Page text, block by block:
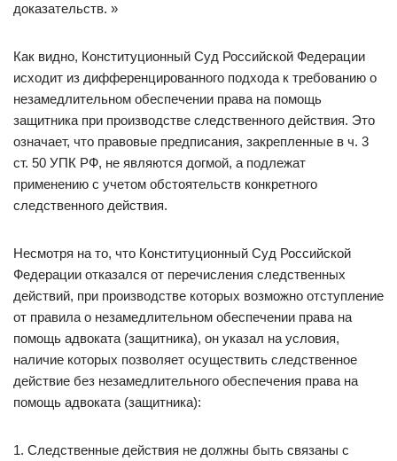
доказательств. »
Как видно, Конституционный Суд Российской Федерации
исходит из дифференцированного подхода к требованию о
незамедлительном обеспечении права на помощь
защитника при производстве следственного действия. Это
означает, что правовые предписания, закрепленные в ч. 3
ст. 50 УПК РФ, не являются догмой, а подлежат
применению с учетом обстоятельств конкретного
следственного действия.
Несмотря на то, что Конституционный Суд Российской
Федерации отказался от перечисления следственных
действий, при производстве которых возможно отступление
от правила о незамедлительном обеспечении права на
помощь адвоката (защитника), он указал на условия,
наличие которых позволяет осуществить следственное
действие без незамедлительного обеспечения права на
помощь адвоката (защитника):
1. Следственные действия не должны быть связаны с